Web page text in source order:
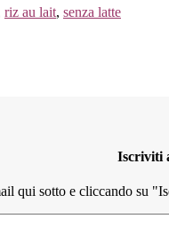
riz au lait, senza latte
Iscriviti
qui sotto e cliccando su